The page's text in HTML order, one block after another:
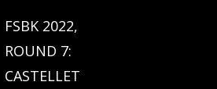
FSBK 2022,
ROUND 7:
CASTELLET